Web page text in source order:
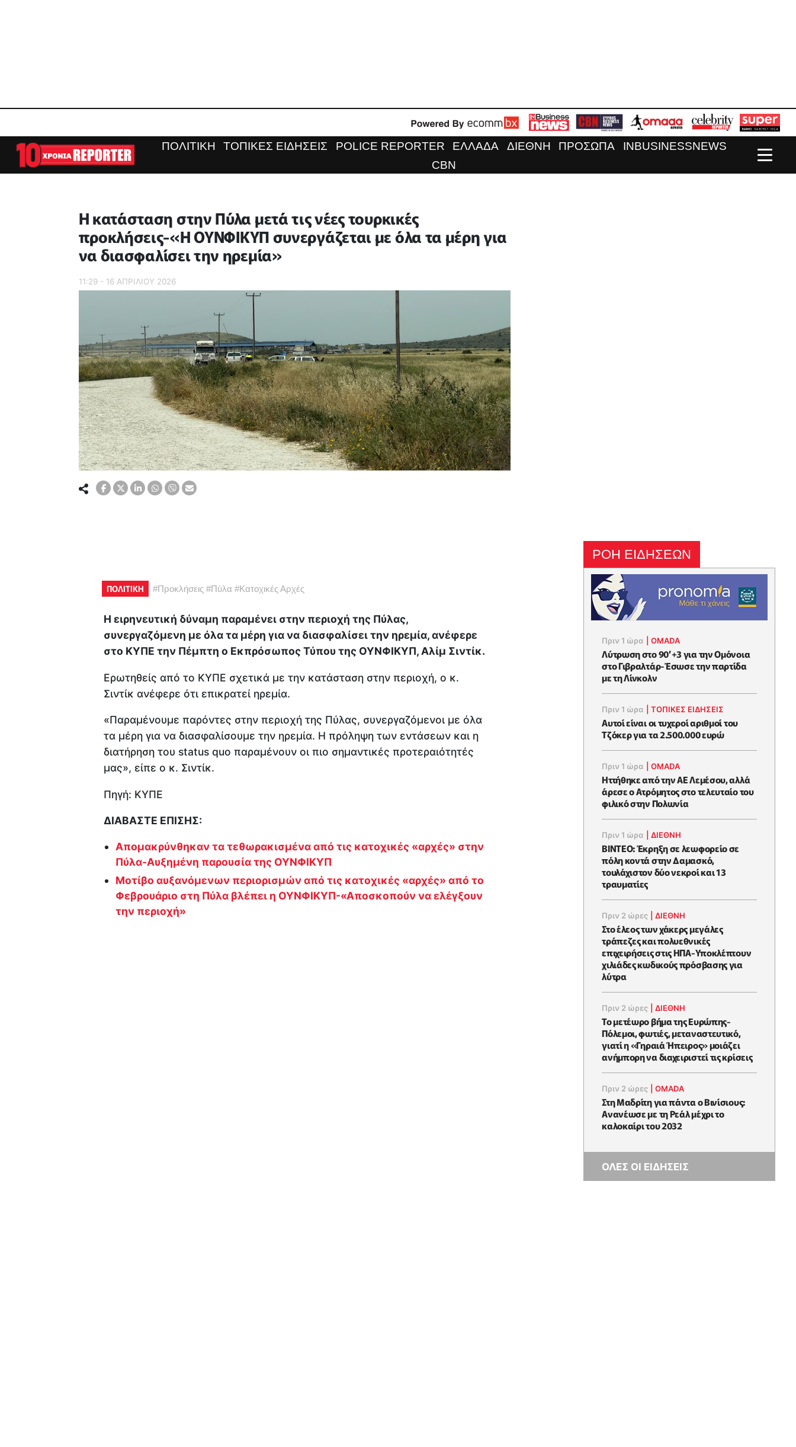
ΠΟΛΙΤΙΚΗ ΤΟΠΙΚΕΣ ΕΙΔΗΣΕΙΣ POLICE REPORTER ΕΛΛΑΔΑ ΔΙΕΘΝΗ ΠΡΟΣΩΠΑ
INBUSINESSNEWS
CBN
Η κατάσταση στην Πύλα μετά τις νέες τουρκικές
προκλήσεις-«Η ΟΥΝΦΙΚΥΠ συνεργάζεται με όλα τα μέρη για
να διασφαλίσει την ηρεμία»
11:29 - 16 ΑΠΡΙΛΙΟΥ 2026
ΠΟΛΙΤΙΚΗ #Προκλήσεις #Πύλα #Κατοχικές Αρχές
Η ειρηνευτική δύναμη παραμένει στην περιοχή της Πύλας,
συνεργαζόμενη με όλα τα μέρη για να διασφαλίσει την ηρεμία, ανέφερε
στο ΚΥΠΕ την Πέμπτη ο Εκπρόσωπος Τύπου της ΟΥΝΦΙΚΥΠ, Αλίμ Σιντίκ.
Ερωτηθείς από το ΚΥΠΕ σχετικά με την κατάσταση στην περιοχή, ο κ.
Σιντίκ ανέφερε ότι επικρατεί ηρεμία.
«Παραμένουμε παρόντες στην περιοχή της Πύλας, συνεργαζόμενοι με όλα
τα μέρη για να διασφαλίσουμε την ηρεμία. Η πρόληψη των εντάσεων και η
διατήρηση του status quo παραμένουν οι πιο σημαντικές προτεραιότητές
μας», είπε ο κ. Σιντίκ.
Πηγή: ΚΥΠΕ
ΔΙΑΒΑΣΤΕ ΕΠΙΣΗΣ:
Απομακρύνθηκαν τα τεθωρακισμένα από τις κατοχικές «αρχές» στην
Πύλα-Αυξημένη παρουσία της ΟΥΝΦΙΚΥΠ
Μοτίβο αυξανόμενων περιορισμών από τις κατοχικές «αρχές» από το
Φεβρουάριο στη Πύλα βλέπει η ΟΥΝΦΙΚΥΠ-«Αποσκοπούν να ελέγξουν
την περιοχή»
ΡΟΗ ΕΙΔΗΣΕΩΝ
Πριν 1 ώρα |OMADA
Λύτρωση στο 90’+3 για την Ομόνοια
στο Γιβραλτάρ-Έσωσε την παρτίδα
με τη Λίνκολν
Πριν 1 ώρα |ΤΟΠΙΚΕΣ ΕΙΔΗΣΕΙΣ
Αυτοί είναι οι τυχεροί αριθμοί του
Τζόκερ για τα 2.500.000 ευρώ
Πριν 1 ώρα |OMADA
Ηττήθηκε από την ΑΕ Λεμέσου, αλλά
άρεσε ο Ατρόμητος στο τελευταίο του
φιλικό στην Πολωνία
Πριν 1 ώρα |ΔΙΕΘΝΗ
ΒΙΝΤΕΟ: Έκρηξη σε λεωφορείο σε
πόλη κοντά στην Δαμασκό,
τουλάχιστον δύο νεκροί και 13
τραυματίες
Πριν 2 ώρες |ΔΙΕΘΝΗ
Στο έλεος των χάκερς μεγάλες
τράπεζες και πολυεθνικές
επιχειρήσεις στις ΗΠΑ-Υποκλέπτουν
χιλιάδες κωδικούς πρόσβασης για
λύτρα
Πριν 2 ώρες |ΔΙΕΘΝΗ
Το μετέωρο βήμα της Ευρώπης-
Πόλεμοι, φωτιές, μεταναστευτικό,
γιατί η «Γηραιά Ήπειρος» μοιάζει
ανήμπορη να διαχειριστεί τις κρίσεις
Πριν 2 ώρες |OMADA
Στη Μαδρίτη για πάντα ο Βινίσιους:
Ανανέωσε με τη Ρεάλ μέχρι το
καλοκαίρι του 2032
ΟΛΕΣ ΟΙ ΕΙΔΗΣΕΙΣ